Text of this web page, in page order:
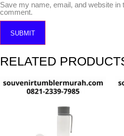
Save my name, email, and website
comment.
RELATED